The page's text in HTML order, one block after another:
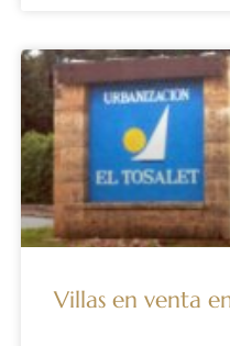
Villas en venta